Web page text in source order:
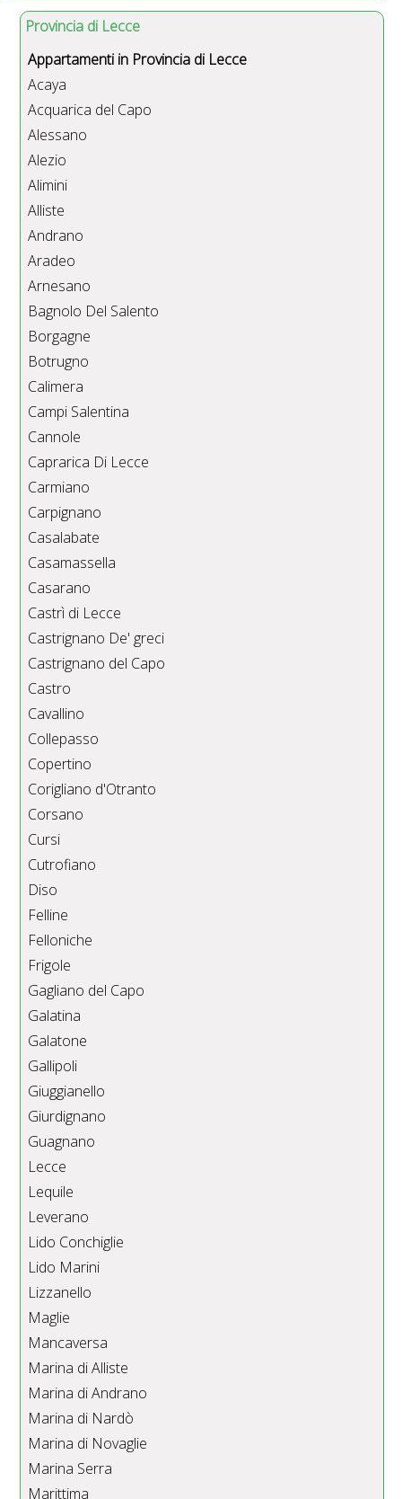
Provincia di Lecce
Appartamenti in Provincia di Lecce
Acaya
Acquarica del Capo
Alessano
Alezio
Alimini
Alliste
Andrano
Aradeo
Arnesano
Bagnolo Del Salento
Borgagne
Botrugno
Calimera
Campi Salentina
Cannole
Caprarica Di Lecce
Carmiano
Carpignano
Casalabate
Casamassella
Casarano
Castrì di Lecce
Castrignano De' greci
Castrignano del Capo
Castro
Cavallino
Collepasso
Copertino
Corigliano d'Otranto
Corsano
Cursi
Cutrofiano
Diso
Felline
Felloniche
Frigole
Gagliano del Capo
Galatina
Galatone
Gallipoli
Giuggianello
Giurdignano
Guagnano
Lecce
Lequile
Leverano
Lido Conchiglie
Lido Marini
Lizzanello
Maglie
Mancaversa
Marina di Alliste
Marina di Andrano
Marina di Nardò
Marina di Novaglie
Marina Serra
Marittima